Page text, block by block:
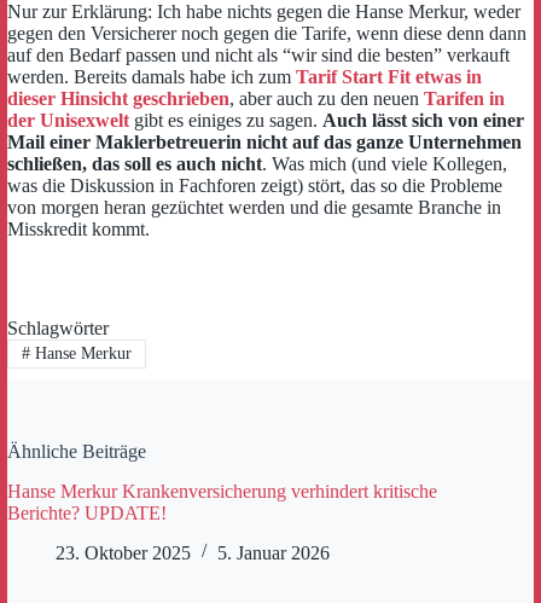
Nur zur Erklärung: Ich habe nichts gegen die Hanse Merkur, weder
gegen den Versicherer noch gegen die Tarife, wenn diese denn dann
auf den Bedarf passen und nicht als “wir sind die besten” verkauft
werden. Bereits damals habe ich zum Tarif Start Fit etwas in
dieser Hinsicht geschrieben, aber auch zu den neuen Tarifen in
der Unisexwelt gibt es einiges zu sagen. Auch lässt sich von einer
Mail einer Maklerbetreuerin nicht auf das ganze Unternehmen
schließen, das soll es auch nicht. Was mich (und viele Kollegen,
was die Diskussion in Fachforen zeigt) stört, das so die Probleme
von morgen heran gezüchtet werden und die gesamte Branche in
Misskredit kommt.
Schlagwörter
#Hanse Merkur
Ähnliche Beiträge
Hanse Merkur Krankenversicherung verhindert kritische
Berichte? UPDATE!
23. Oktober 2025
5. Januar 2026